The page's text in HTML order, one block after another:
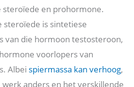
steroïede en prohormone.
steroïede is sintetiese
van die hormoon testosteroon,
voorlopers van
Albei spiermassa kan verhoog,
werk anders en het verskillende